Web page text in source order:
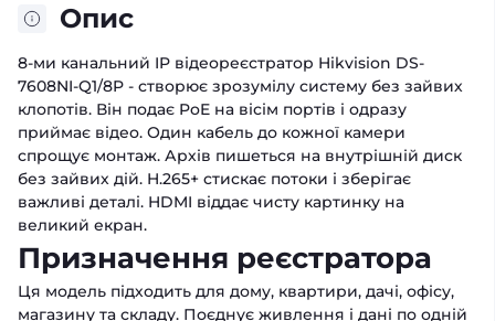
Опис
8-ми канальний IP відеореєстратор Hikvision DS-
7608NI-Q1/8P - створює зрозумілу систему без зайвих
клопотів. Він подає PoE на вісім портів і одразу
приймає відео. Один кабель до кожної камери
спрощує монтаж. Архів пишеться на внутрішній диск
без зайвих дій. H.265+ стискає потоки і зберігає
важливі деталі. HDMI віддає чисту картинку на
великий екран.
Призначення реєстратора
Ця модель підходить для дому, квартири, дачі, офісу,
магазину та складу. Поєднує живлення і дані по одній